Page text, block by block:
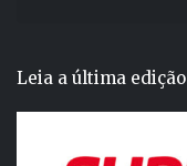
Leia a última edição